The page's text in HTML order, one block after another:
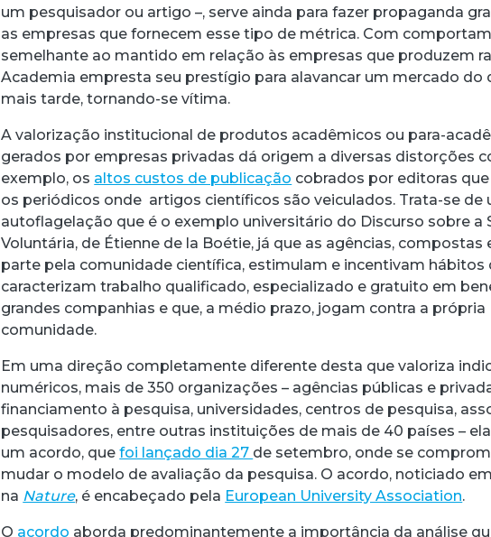
um pesquisador ou artigo –, serve ainda para fazer propaganda
as empresas que fornecem esse tipo de métrica. Com
semelhante ao mantido em relação às empresas que produzem
Academia empresta seu prestígio para alavancar um mercado do
mais tarde, tornando-se vítima.
A valorização institucional de produtos acadêmicos ou para-
gerados por empresas privadas dá origem a diversas distorções
exemplo, os altos custos de publicação cobrados por editoras
os periódicos onde artigos científicos são veiculados. Trata-se de
autoflagelação que é o exemplo universitário do Discurso sobre a
Voluntária, de Étienne de la Boétie, já que as agências, compostas
parte pela comunidade científica, estimulam e incentivam hábitos
caracterizam trabalho qualificado, especializado e gratuito em
grandes companhias e que, a médio prazo, jogam contra a própria
comunidade.
Em uma direção completamente diferente desta que valoriza
numéricos, mais de 350 organizações – agências públicas e
financiamento à pesquisa, universidades, centros de pesquisa,
pesquisadores, entre outras instituições de mais de 40 países –
um acordo, quefoi lançado dia 27 de setembro, onde se
mudar o modelo de avaliação da pesquisa. O acordo, noticiado
na Nature, é encabeçado pela European University Association.
O acordo aborda predominantemente a importância da análise